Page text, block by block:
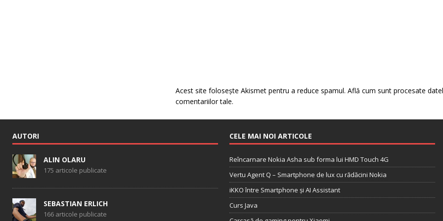
Acest site folosește Akismet pentru a reduce spamul. Află cum sunt procesate
comentariilor tale.
AUTORI
ALIN OLARU
175 articole publicate
SEBASTIAN ERLICH
166 articole publicate
CELE MAI NOI ARTICOLE
Reîncarnare Nokia Asha sub forma lui HMD Touch 4G
Vertu Agent Q – Smartphone de lux cu rădăcini Nokia
iKKO între Smartphone și AI Assistant
Curs Java